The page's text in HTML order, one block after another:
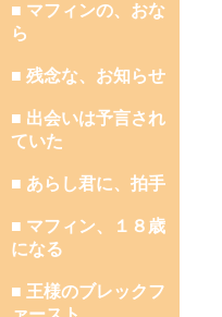
■ マフィンの、おな
ら
■ 残念な、お知らせ
■ 出会いは予言され
ていた
■ あらし君に、拍手
■ マフィン、１８歳
になる
■ 王様のブレックフ